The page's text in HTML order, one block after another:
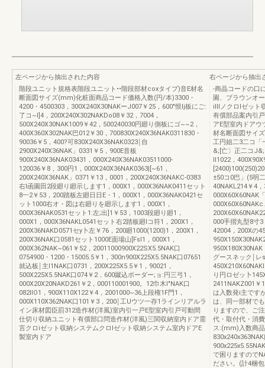
左ページから抽出された内容
階段ユニット規格表階段ユニット••階段部材coxタイプ)音E材名
断面図サイズ(mm)化粧面商品コード価格入数(円/本)3300・
4200・4500303，300X240X30NAKーJ007￥25，600"恨Ij板にご:
了コ~l]4，200X240X302NAKDo08￥32，7004，
500X240X30NAK1009￥42，500240030円廻り側板にゴ~~2，
400X360X302NAK巴012￥30，700830X240X36NAK0311830・
90036￥5，400?可830X240X36NAK0323￨自
2900X240X36NAK」0331￥5，900E音板
900X240X36NAK03431，000X240X36NAK03511000-
120036￥8，300円1，000X240X36NAK0363|[~61，
200X240X36NAK」0371￥13，0001，200X240X36NAKC-0383
右l函園田2段廻り廻示します1，000X1，000X36NAK0411セット
8一2￥53，200踏板左廻日日E・1，000X1，000X36NAK0421セ
ット1000右オ・図は右廻りを廻示します1，000X1，
000X36NAK0531セット1:左;出]1￥53，1003段廻り廻1，
000X1，000X36NAKL0541セット右2踏板廻lコ符1，200X1，
200X36NAKD0571セy卜左￥76，200廻1000(1200)1，200X1，
200X36NAK口0581セット1000E面場山[Fsl1，000X1，
000X362NAK~061￥52，20011000900X22SX5.5NAK口
0754900・1200・15005.5￥1，300n900X225X5.5NAK口07651
就込板￨主l1NAK口0731，200X225X5.5￥1，90021，
500X225X5.5NAK口074￥2，600蹴込ボーダー;ョ:円三弓1，
000X20X20NAKD261￥2，000110001900。12巾木I"NAK口
082IIO1，900X110X122￥4，2001000~36上段権1F門1，
000X110X362NAK口101￥3，200￨工Uウツ一存1ラインリアルラ
イン床材図臣罰312造作材(洋風)室内引一戸E型室内引戸可動間
仕切り収納ユニット有償部口問造作材(洋風)三関収納室内ドア需
言クロiゼット収納システムクロlゼット収納システム室内ドアE
製室内ドア
右ページから抽出
-商晶コードの口
園、ブラウンオ
illlノクロlゼット
有償部品案内引
アE型室内ドア
材名断面図サイ
工円姐二3二コ「
&;[亡〕正二コ
II1022，
±50コ0巴」(5明
40NAKL214￥4
000X60X60NAK
000手摺丸型8寸
42004，200Xの
グースネック￨レ
り円ロゼッ卜
2411NAKZ001￥
は入数発i主です
は、同一部材で
りますので、ご
代・取付代・消
ス:(mm)入数商
で困りますので
ださい。(計4梱